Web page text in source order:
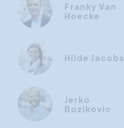
Franky Van
Hoecke
Hilde Jacobs
Jerko
Bozikovic